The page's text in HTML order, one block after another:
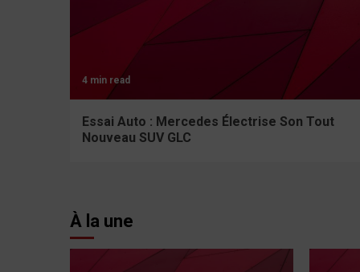
4 min read
Essai Auto : Mercedes Électrise Son Tout
Nouveau SUV GLC
À la une